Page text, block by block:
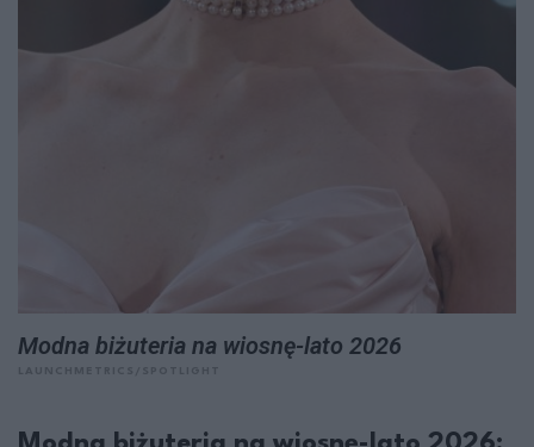
Modna biżuteria na wiosnę-lato 2026